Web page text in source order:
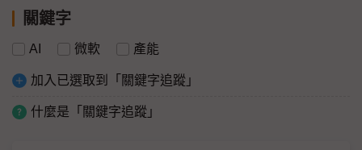
關鍵字
AI 微軟 產能
加入已選取到「關鍵字追蹤」
什麼是「關鍵字追蹤」